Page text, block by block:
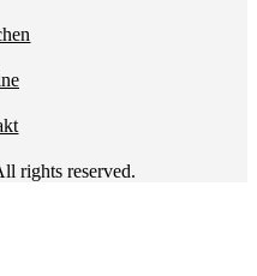
rights reserved.